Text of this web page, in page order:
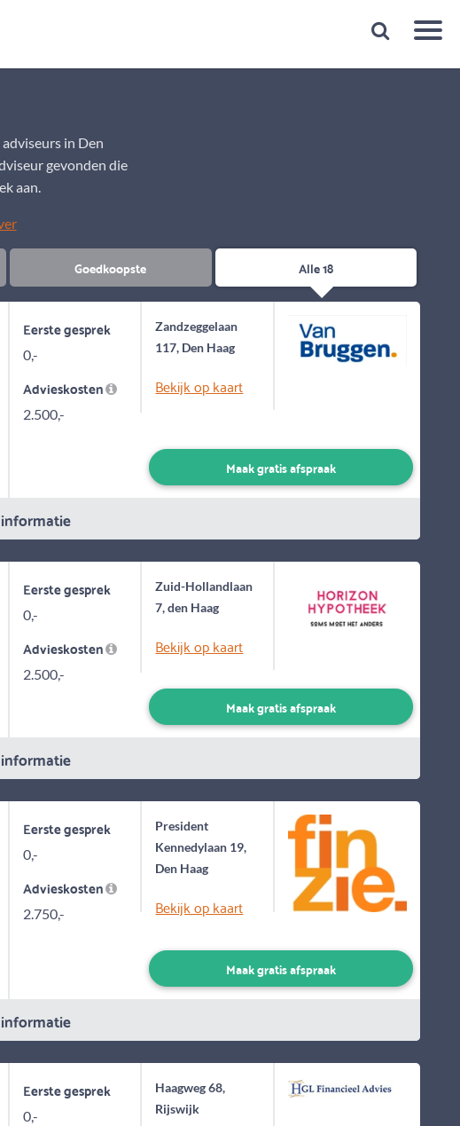
Plan een gratis 1e gesprek binnen 1 minuut
in Den
gevonden die
aan.
Goedkoopste Alle 18
Eerste gesprek
0,-
Advieskosten
2.500,-
Zandzeggelaan
117, Den Haag
Bekijk op kaart
Maak gratis afspraak
Eerste gesprek
0,-
Advieskosten
2.500,-
Zuid-Hollandlaan
7, den Haag
Bekijk op kaart
Maak gratis afspraak
Eerste gesprek
0,-
Advieskosten
2.750,-
President
Kennedylaan 19,
Den Haag
Bekijk op kaart
Maak gratis afspraak
Eerste gesprek
0,-
Haagweg 68,
Rijswijk